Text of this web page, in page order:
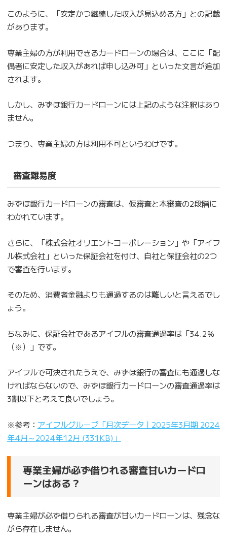
このように、「安定かつ継続した収入が見込める方」との記載
があります。
専業主婦の方が利用できるカードローンの場合は、ここに「配
偶者に安定した収入があれば申し込み可」といった文言が追加
されます。
しかし、みずほ銀行カードローンには上記のような注釈はあり
ません。
つまり、専業主婦の方は利用不可というわけです。
審査難易度
みずほ銀行カードローンの審査は、仮審査と本審査の2段階に
わかれています。
さらに、「株式会社オリエントコーポレーション」や「アイフ
ル株式会社」といった保証会社を付け、自社と保証会社の2つ
で審査を行います。
そのため、消費者金融よりも通過するのは難しいと言えるでし
ょう。
ちなみに、保証会社であるアイフルの審査通過率は「34.2％
（※）」です。
アイフルで可決されたうえで、みずほ銀行の審査にも通過しな
ければならないので、みずほ銀行カードローンの審査通過率は
3割以下と考えて良いでしょう。
※参考： アイフルグループ「月次データ｜2025年3月期 2024
年4月～2024年12月 (331KB)」
専業主婦が必ず借りれる審査甘いカードロ
ーンはある？
専業主婦が必ず借りられる審査が甘いカードローンは、残念な
がら存在しません。